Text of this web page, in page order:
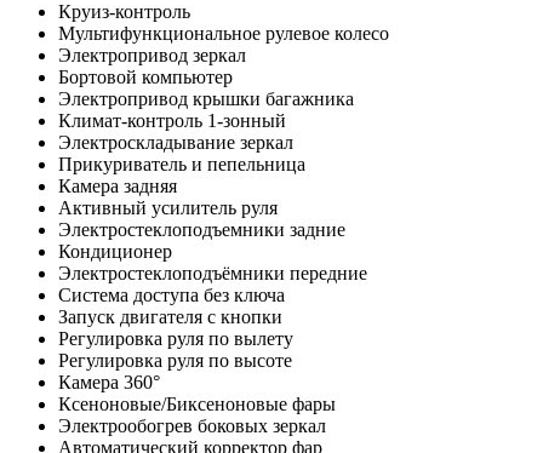
Круиз-контроль
Мультифункциональное рулевое колесо
Электропривод зеркал
Бортовой компьютер
Электропривод крышки багажника
Климат-контроль 1-зонный
Электроскладывание зеркал
Прикуриватель и пепельница
Камера задняя
Активный усилитель руля
Электростеклоподъемники задние
Кондиционер
Электростеклоподъёмники передние
Система доступа без ключа
Запуск двигателя с кнопки
Регулировка руля по вылету
Регулировка руля по высоте
Камера 360°
Ксеноновые/Биксеноновые фары
Электрообогрев боковых зеркал
Автоматический корректор фар